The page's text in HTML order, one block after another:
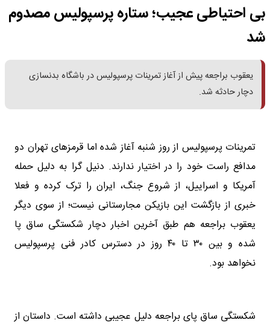
بی احتیاطی عجیب؛ ستاره پرسپولیس مصدوم
شد
یعقوب براجعه پیش از آغاز تمرینات پرسپولیس در باشگاه بدنسازی
دچار حادثه شد.
تمرینات پرسپولیس از روز شنبه آغاز شده اما قرمزهای تهران دو
مدافع راست خود را در اختیار ندارند. دنیل گرا به دلیل حمله
آمریکا و اسراییل، از شروع جنگ، ایران را ترک کرده و فعلا
خبری از بازگشت این بازیکن مجارستانی نیست؛ از سوی دیگر
یعقوب براجعه هم طبق آخرین اخبار دچار شکستگی ساق پا
شده و بین ۳۰ تا ۴۰ روز در دسترس کادر فنی پرسپولیس
نخواهد بود.
شکستگی ساق پای براجعه دلیل عجیبی داشته است. داستان از